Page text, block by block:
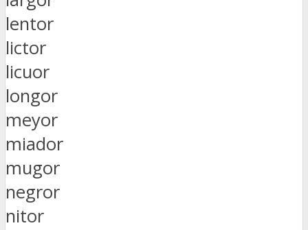
lentor
lictor
licuor
longor
meyor
miador
mugor
negror
nitor